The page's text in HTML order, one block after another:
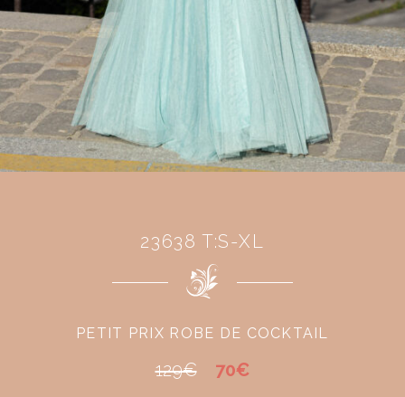
23638 T:S-XL
PETIT PRIX ROBE DE COCKTAIL
129€ 70€